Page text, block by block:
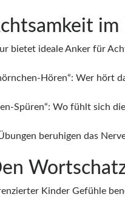
im
bietet ideale Anker für
Hören“: Wer hört
Spüren“: Wo fühlt sich
beruhigen das
Kinder Gefühle